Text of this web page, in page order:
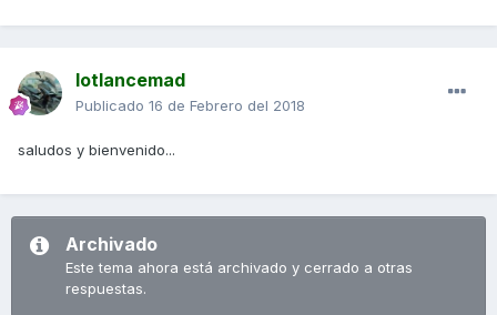
lotlancemad
Publicado 16 de Febrero del 2018
saludos y bienvenido...
Archivado
Este tema ahora está archivado y cerrado a otras
respuestas.